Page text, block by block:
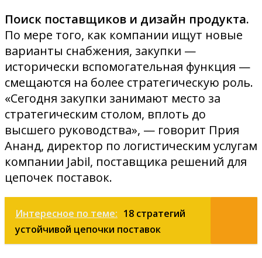
Поиск поставщиков и дизайн продукта.
По мере того, как компании ищут новые
варианты снабжения, закупки —
исторически вспомогательная функция —
смещаются на более стратегическую роль.
«Сегодня закупки занимают место за
стратегическим столом, вплоть до
высшего руководства», — говорит Прия
Ананд, директор по логистическим услугам
компании Jabil, поставщика решений для
цепочек поставок.
Интересное по теме: 18 стратегий
устойчивой цепочки поставок